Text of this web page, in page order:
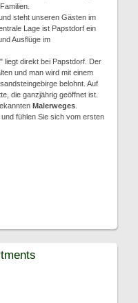
steht unseren Gästen im
Lage ist Papstdorf ein
Ausflüge im
liegt direkt bei Papstdorf. Der
und man wird mit einem
belohnt. Auf
die ganzjährig geöffnet ist.
Malerweges
fühlen Sie sich vom ersten